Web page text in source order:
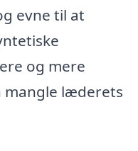
evne til at
og mere
mangle læderets